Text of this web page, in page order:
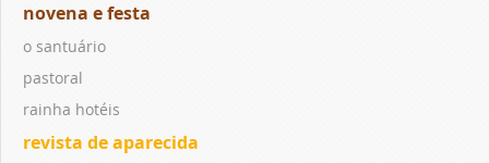
novena e festa
o santuário
pastoral
rainha hotéis
revista de aparecida